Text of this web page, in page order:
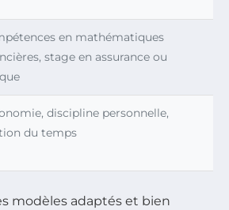
en mathématiques
stage en assurance ou
discipline personnelle,
du temps
modèles adaptés et bien